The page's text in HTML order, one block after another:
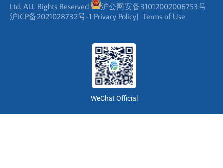
Ltd. ALL Rights Reserved
沪公网安备31012002006753号
沪ICP备2021028732号-1 Privacy Policy| Terms of Use
WeChat Official